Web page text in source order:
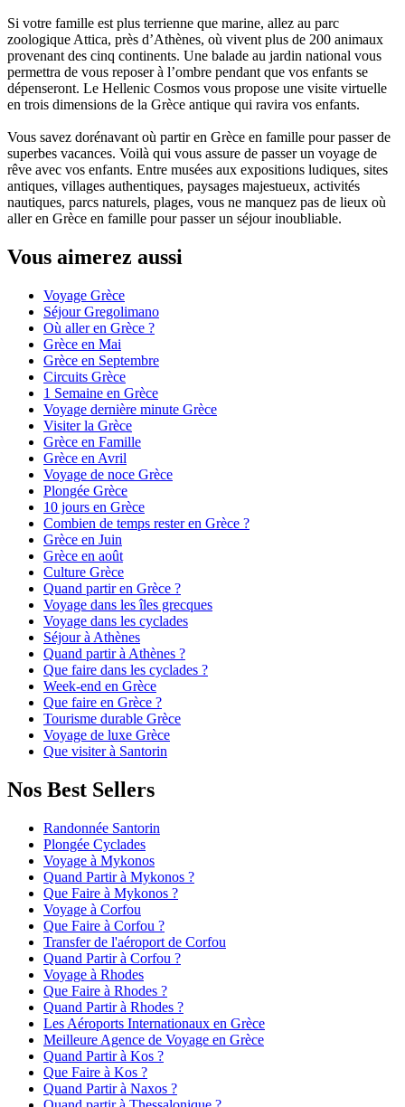
Si votre famille est plus terrienne que marine, allez au parc
zoologique Attica, près d’Athènes, où vivent plus de 200 animaux
provenant des cinq continents. Une balade au jardin national vous
permettra de vous reposer à l’ombre pendant que vos enfants se
dépenseront. Le Hellenic Cosmos vous propose une visite virtuelle
en trois dimensions de la Grèce antique qui ravira vos enfants.
Vous savez dorénavant où partir en Grèce en famille pour passer de
superbes vacances. Voilà qui vous assure de passer un voyage de
rêve avec vos enfants. Entre musées aux expositions ludiques, sites
antiques, villages authentiques, paysages majestueux, activités
nautiques, parcs naturels, plages, vous ne manquez pas de lieux où
aller en Grèce en famille pour passer un séjour inoubliable.
Vous aimerez aussi
Voyage Grèce
Séjour Gregolimano
Où aller en Grèce ?
Grèce en Mai
Grèce en Septembre
Circuits Grèce
1 Semaine en Grèce
Voyage dernière minute Grèce
Visiter la Grèce
Grèce en Famille
Grèce en Avril
Voyage de noce Grèce
Plongée Grèce
10 jours en Grèce
Combien de temps rester en Grèce ?
Grèce en Juin
Grèce en août
Culture Grèce
Quand partir en Grèce ?
Voyage dans les îles grecques
Voyage dans les cyclades
Séjour à Athènes
Quand partir à Athènes ?
Que faire dans les cyclades ?
Week-end en Grèce
Que faire en Grèce ?
Tourisme durable Grèce
Voyage de luxe Grèce
Que visiter à Santorin
Nos Best Sellers
Randonnée Santorin
Plongée Cyclades
Voyage à Mykonos
Quand Partir à Mykonos ?
Que Faire à Mykonos ?
Voyage à Corfou
Que Faire à Corfou ?
Transfer de l'aéroport de Corfou
Quand Partir à Corfou ?
Voyage à Rhodes
Que Faire à Rhodes ?
Quand Partir à Rhodes ?
Les Aéroports Internationaux en Grèce
Meilleure Agence de Voyage en Grèce
Quand Partir à Kos ?
Que Faire à Kos ?
Quand Partir à Naxos ?